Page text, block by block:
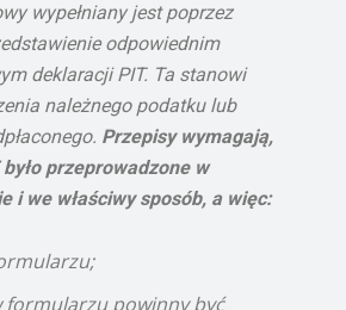
wypełniany jest poprzez
odpowiednim
deklaracji PIT. Ta stanowi
należnego podatku lub
Przepisy wymagają,
przeprowadzone w
i we właściwy sposób, a więc:
formularzu powinny być